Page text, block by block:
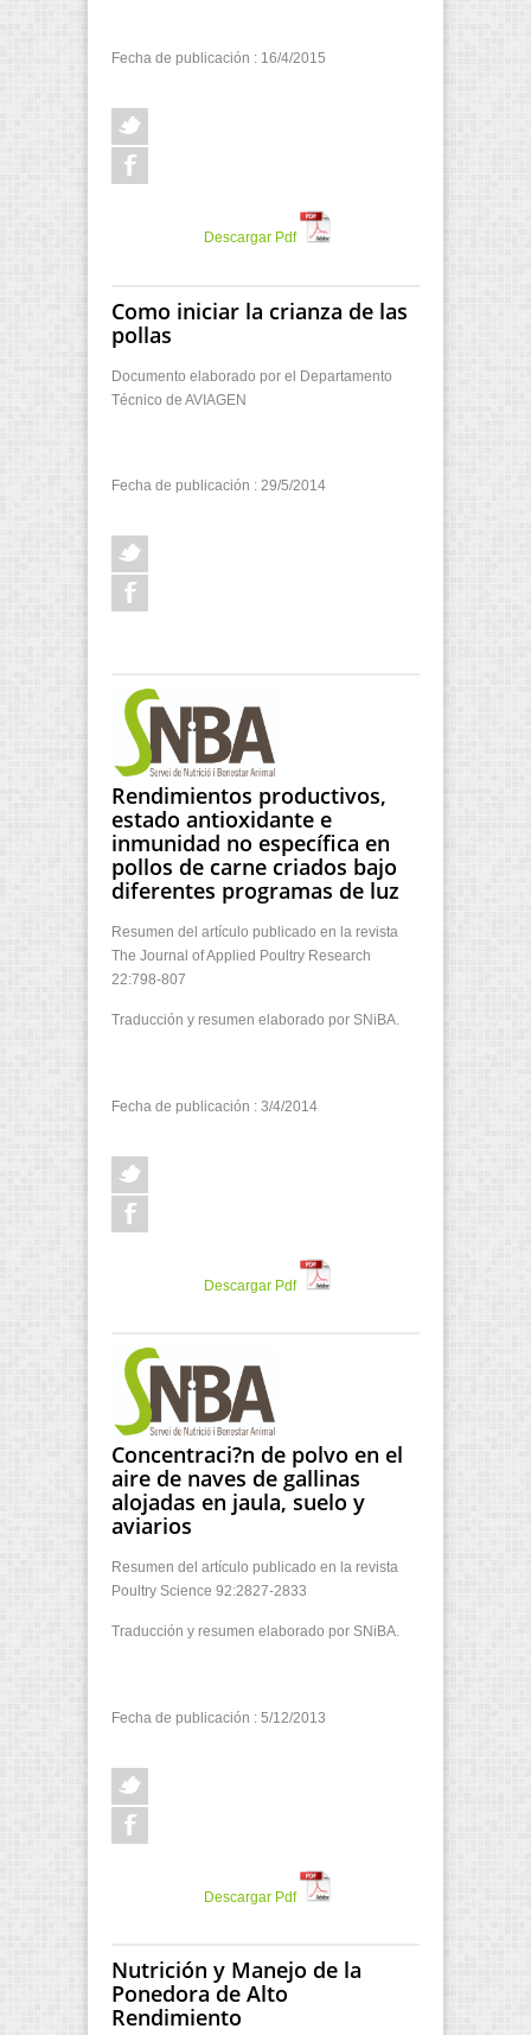
Fecha de publicación : 16/4/2015
Descargar Pdf
Como iniciar la crianza de las
pollas
Documento elaborado por el Departamento
Técnico de AVIAGEN
Fecha de publicación : 29/5/2014
Rendimientos productivos,
estado antioxidante e
inmunidad no específica en
pollos de carne criados bajo
diferentes programas de luz
Resumen del artículo publicado en la revista
The Journal of Applied Poultry Research
22:798-807
Traducción y resumen elaborado por SNiBA.
Fecha de publicación : 3/4/2014
Descargar Pdf
Concentraci?n de polvo en el
aire de naves de gallinas
alojadas en jaula, suelo y
aviarios
Resumen del artículo publicado en la revista
Poultry Science 92:2827-2833
Traducción y resumen elaborado por SNiBA.
Fecha de publicación : 5/12/2013
Descargar Pdf
Nutrición y Manejo de la
Ponedora de Alto
Rendimiento